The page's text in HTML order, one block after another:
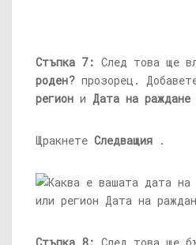
Стъпка 7: След това ще
роден? прозорец.
регион и Дата на раждане
Щракнете Следващия .
Стъпка 8: След това ще